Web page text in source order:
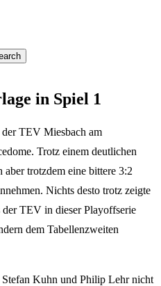
in Spiel 1
der TEV Miesbach am
Trotz einem deutlichen
aber trotzdem eine bittere 3:2
Nichts desto trotz zeigte
der TEV in dieser Playoffserie
dem Tabellenzweiten
Kuhn und Philip Lehr nicht